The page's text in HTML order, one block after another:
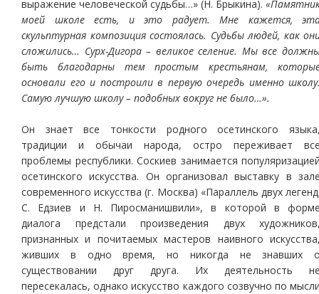
выражение человеческой судьбы…» (Н. Брыкина).
моей школе есть, и это радует. Мне кажется,
скульптурная композиция состоялась. Судьбы людей, как
сложились… Сурх-Дигора – великое селение. Мы все
быть благодарны тем простым крестьянам,
основали его и построили в первую очередь именно
Самую лучшую школу – подобных вокруг не было…».
Он знает все тонкости родного осетинского
традиции и обычаи народа, остро переживает
проблемы республики. Соскиев занимается
осетинского искусства. Он организовал выставку в
современного искусства (г. Москва) «Параллель двух
С. Едзиев и Н. Пиросманишвили», в которой в
диалога предстали произведения двух
признанных и почитаемых мастеров наивного
живших в одно время, но никогда не знавших
существовании друг друга. Их деятельность
пересекалась, однако искусство каждого созвучно по